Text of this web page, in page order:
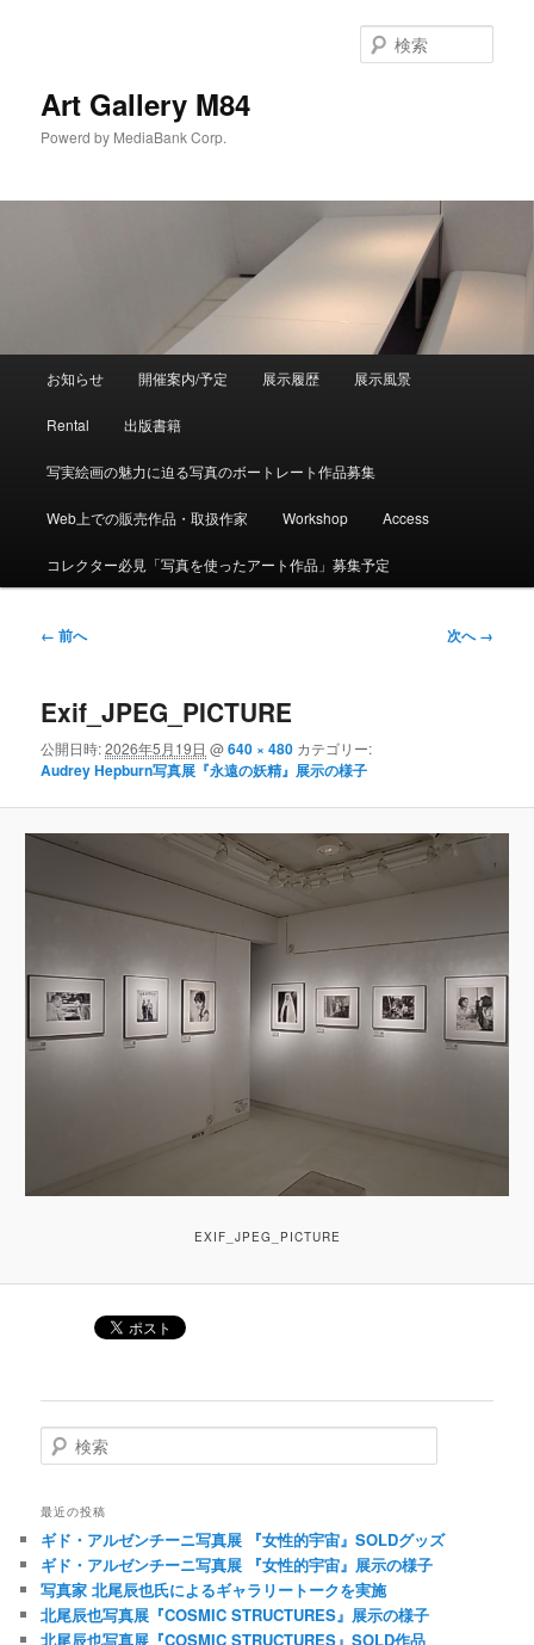
Art Gallery M84
Powerd by MediaBank Corp.
索
メインメニュー
メインコンテンツへ移動
サブコンテンツへ移動
お知らせ 開催案内/予定 展示履歴 展示風景
Rental 出版書籍
写実絵画の魅力に迫る写真のボートレート作品募集
Web上での販売作品・取扱作家 Workshop Access
コレクター必見「写真を使ったアート作品」募集予定
画像ナビゲーション
← 前へ 次へ →
Exif_JPEG_PICTURE
公開日時:2026年5月19日 @640 × 480 カテゴリー:
Audrey Hepburn写真展『永遠の妖精』展示の様子
EXIF_JPEG_PICTURE
検索
最近の投稿
ギド・アルゼンチーニ写真展 『女性的宇宙』SOLDグッズ
ギド・アルゼンチーニ写真展 『女性的宇宙』展示の様子
写真家 北尾辰也氏によるギャラリートークを実施
北尾辰也写真展『COSMIC STRUCTURES』展示の様子
北尾辰也写真展『COSMIC STRUCTURES』SOLD作品